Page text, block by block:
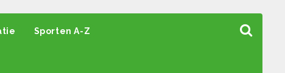
Sporten A-Z